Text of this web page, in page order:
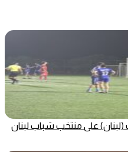
على منتخب شباب لبنان